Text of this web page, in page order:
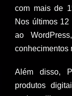
com mais de
Nos últimos 12
ao
conhecimentos
Além disso,
produtos